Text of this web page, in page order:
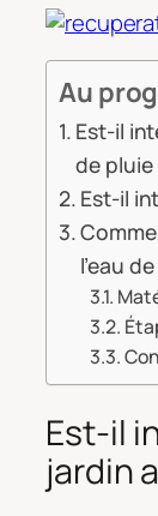
Au
Est-il
de pluie
Est-il
l’eau
Est-il
jardin